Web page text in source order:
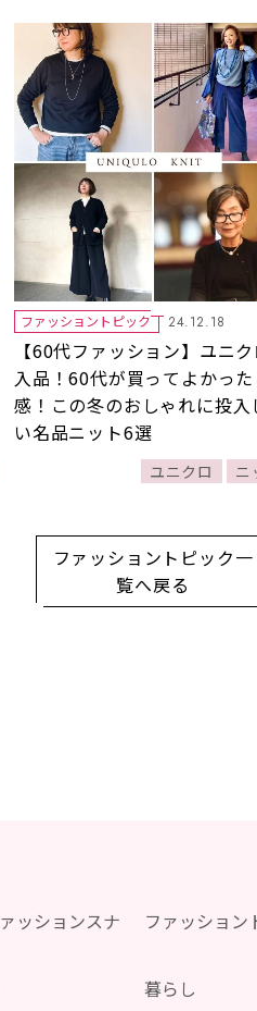
ファッショントピック 24.12.18
【60代ファッション】ユニ
入品！60代が買ってよかっ
感！この冬のおしゃれに投入
い名品ニット6選
ユニクロ ニ
ファッショントピック一
覧へ戻る
ッションスナ ファッション
暮らし